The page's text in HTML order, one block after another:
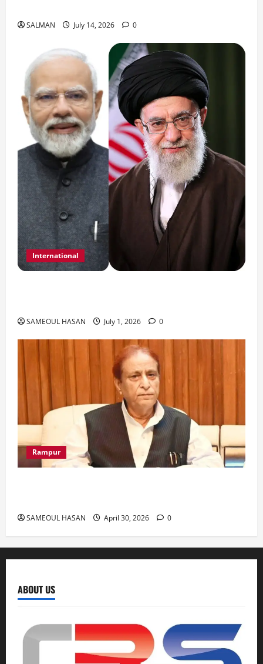
SALMAN July 14, 2026 0
International
SAMEOUL HASAN July 1, 2026 0
Rampur
SAMEOUL HASAN April 30, 2026 0
ABOUT US